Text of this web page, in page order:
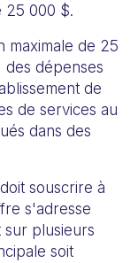
25 000 $.
maximale de 25
dépenses
de
de services au
dans des
souscrire à
s'adresse
sur plusieurs
soit